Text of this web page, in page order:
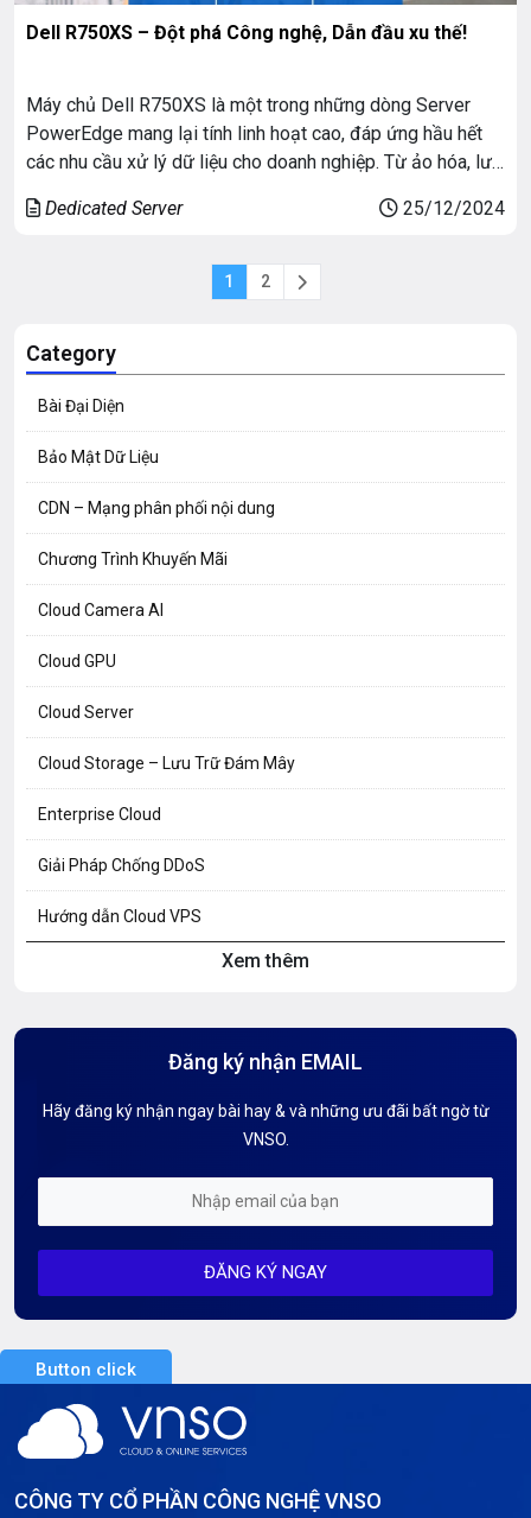
Dell R750XS – Đột phá Công nghệ, Dẫn đầu xu thế!
Máy chủ Dell R750XS là một trong những dòng Server
PowerEdge mang lại tính linh hoạt cao, đáp ứng hầu hết
các nhu cầu xử lý dữ liệu cho doanh nghiệp. Từ ảo hóa, lưu
tảng linh hoạt có khả năng xử […]
Dedicated Server 25/12/2024
1 2
Category
Bài Đại Diện
Bảo Mật Dữ Liệu
CDN – Mạng phân phối nội dung
Chương Trình Khuyến Mãi
Cloud Camera AI
Cloud GPU
Cloud Server
Cloud Storage – Lưu Trữ Đám Mây
Enterprise Cloud
Giải Pháp Chống DDoS
Hướng dẫn Cloud VPS
Hướng dẫn Tên miền
Kiến thức AI
Mỗi tuần 01 Server
Server Dedicated (Máy chủ riêng)
Server GPU
Server Windows
Xem thêm
Đăng ký nhận EMAIL
Hãy đăng ký nhận ngay bài hay & và những ưu đãi bất ngờ từ
VNSO.
ĐĂNG KÝ NGAY
Button click
CÔNG TY CỔ PHẦN CÔNG NGHỆ VNSO